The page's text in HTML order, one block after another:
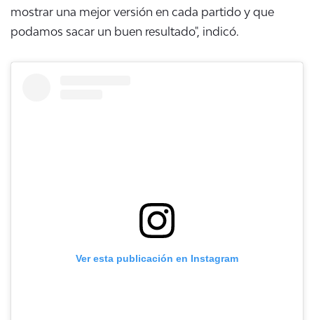
mostrar una mejor versión en cada partido y que
podamos sacar un buen resultado", indicó.
Ver esta publicación en Instagram